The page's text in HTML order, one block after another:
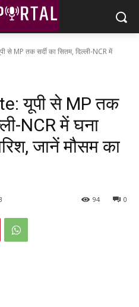
MP तक सर्दी का सितम, दिल्ली-NCR में
यूपी से MP तक
NCR में घना
जानें मौसम का
0
94